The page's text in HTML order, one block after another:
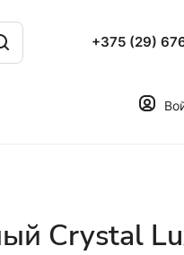
+375 (29)
Crystal